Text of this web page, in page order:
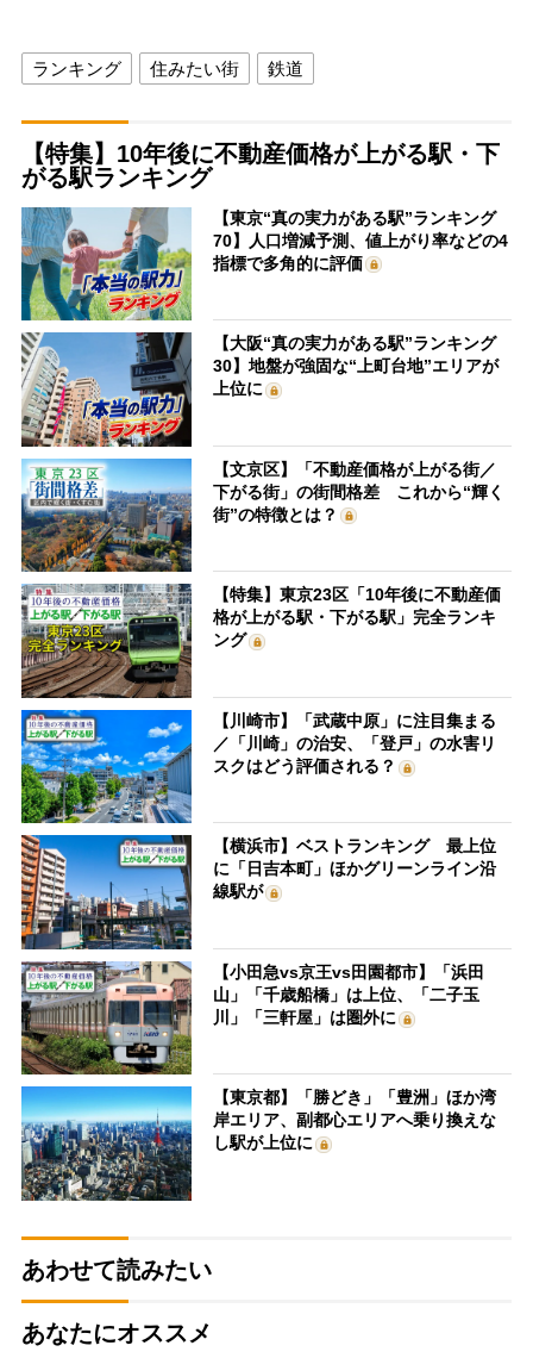
ランキング 住みたい街 鉄道
【特集】10年後に不動産価格が上がる駅・下
がる駅ランキング
【東京“真の実力がある駅”ランキング
70】人口増減予測、値上がり率などの4
指標で多角的に評価
【大阪“真の実力がある駅”ランキング
30】地盤が強固な“上町台地”エリアが
上位に
【文京区】「不動産価格が上がる街／
下がる街」の街間格差 これから“輝く
街”の特徴とは？
【特集】東京23区「10年後に不動産価
格が上がる駅・下がる駅」完全ランキ
ング
【川崎市】「武蔵中原」に注目集まる
／「川崎」の治安、「登戸」の水害リ
スクはどう評価される？
【横浜市】ベストランキング 最上位
に「日吉本町」ほかグリーンライン沿
線駅が
【小田急vs京王vs田園都市】「浜田
山」「千歳船橋」は上位、「二子玉
川」「三軒屋」は圏外に
【東京都】「勝どき」「豊洲」ほか湾
岸エリア、副都心エリアへ乗り換えな
し駅が上位に
あわせて読みたい
あなたにオススメ